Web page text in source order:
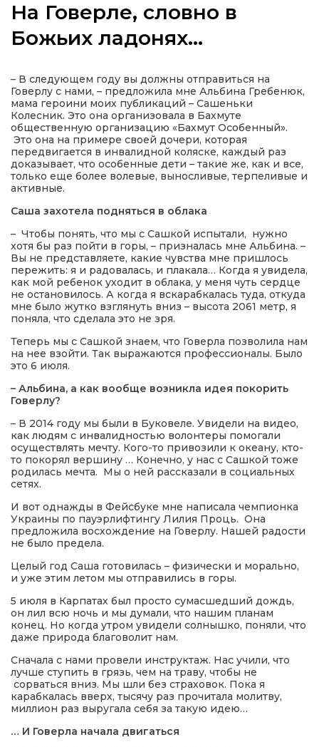
політика
місія
На Говерле, словно в
Божьих ладонях…
– В следующем году вы должны отправиться на
Говерлу с нами, – предложила мне Альбина Гребенюк,
мама героини моих публикаций – Сашеньки
Колесник. Это она организовала в Бахмуте
общественную организацию «Бахмут Особенный».
Это она на примере своей дочери, которая
передвигается в инвалидной коляске, каждый раз
доказывает, что особенные дети – такие же, как и все,
только еще более волевые, выносливые, терпеливые и
активные.
Саша захотела подняться в облака
– Чтобы понять, что мы с Сашкой испытали, нужно
хотя бы раз пойти в горы, – призналась мне Альбина. –
Вы не представляете, какие чувства мне пришлось
пережить: я и радовалась, и плакала… Когда я увидела,
как мой ребенок уходит в облака, у меня чуть сердце
не остановилось. А когда я вскарабкалась туда, откуда
мне было жутко взглянуть вниз – высота 2061 метр, я
поняла, что сделала это не зря.
Теперь мы с Сашкой знаем, что Говерла позволила нам
на нее взойти. Так выражаются профессионалы. Было
это 6 июля.
– Альбина, а как вообще возникла идея покорить
Говерлу?
– В 2014 году мы были в Буковеле. Увидели на видео,
как людям с инвалидностью волонтеры помогали
осуществлять мечту. Кого-то привозили к океану, кто-
то покорял вершину … Конечно, у нас с Сашкой тоже
родилась мечта. Мы о ней рассказали в социальных
сетях.
И вот однажды в Фейсбуке мне написала чемпионка
Украины по пауэрлифтингу Лилия Проць. Она
предложила восхождение на Говерлу. Нашей радости
не было предела.
Целый год Саша готовилась – физически и морально,
и уже этим летом мы отправились в горы.
5 июля в Карпатах был просто сумасшедший дождь,
он лил всю ночь и мы думали, что нашим планам
конец. Но когда утром увидели солнышко, поняли, что
даже природа благоволит нам.
Сначала с нами провели инструктаж. Нас учили, что
лучше ступить в грязь, чем на траву, чтобы не
сорваться вниз. Мы шли без страховок. Пока я
карабкалась вверх, тысячу раз прочитала молитву,
миллион раз выругала себя за такую идею…
… И Говерла начала двигаться